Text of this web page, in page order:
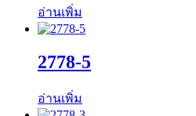
อ่านเพิ่ม
2778-5
อ่านเพิ่ม